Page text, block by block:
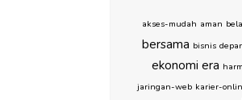
akses-mudah aman
bersama bisnis
ekonomi era
jaringan-web karier-